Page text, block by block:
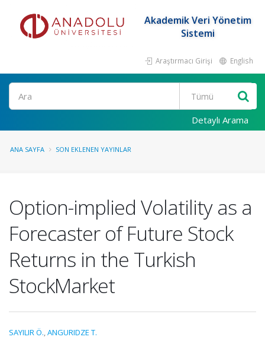
Akademik Veri Yönetim
Sistemi
Araştırmacı Girişi English
Ara
Detaylı Arama
ANA SAYFA SON EKLENEN YAYINLAR
Option-implied Volatility as a
Forecaster of Future Stock
Returns in the Turkish
StockMarket
SAYILIR Ö.,ANGURIDZE T.